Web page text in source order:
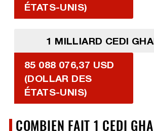
ÉTATS-UNIS)
1 MILLIARD CEDI
85 088 076,37 USD
(DOLLAR DES
ÉTATS-UNIS)
COMBIEN FAIT 1 CEDI